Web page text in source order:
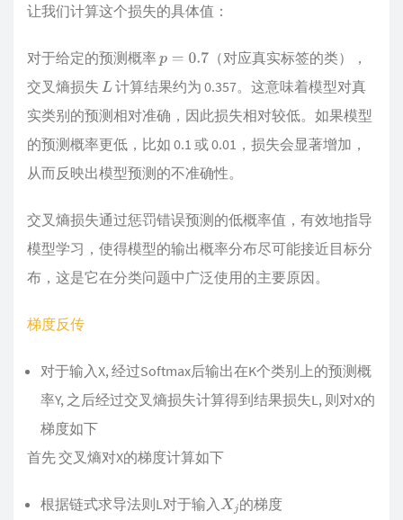
让我们计算这个损失的具体值：
对于给定的预测概率 p =0.7
（对应真实标签的类），
交叉熵损失 L计算结果约为 0.357。这意味着模型对真
实类别的预测相对准确，因此损失相对较低。如果模型
的预测概率更低，比如 0.1 或 0.01，损失会显著增加，
从而反映出模型预测的不准确性。
交叉熵损失通过惩罚错误预测的低概率值，有效地指导
模型学习，使得模型的输出概率分布尽可能接近目标分
布，这是它在分类问题中广泛使用的主要原因。
梯度反传
对于输入X, 经过Softmax后输出在K个类别上的预测概
率Y, 之后经过交叉熵损失计算得到结果损失L, 则对X的
梯度如下
首先 交叉熵对X的梯度计算如下
根据链式求导法则L对于输入Xj 的梯度